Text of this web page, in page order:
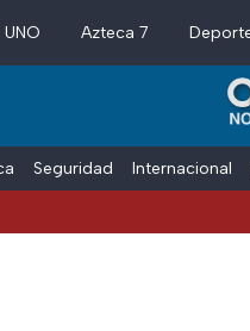
Azteca 7
Seguridad Internacional